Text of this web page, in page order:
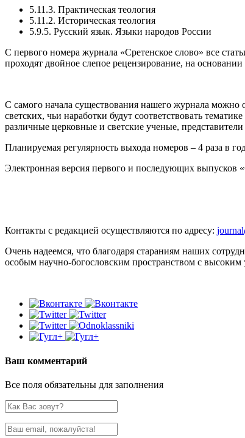
5.11.3. Практическая теология
5.11.2. Историческая теология
5.9.5. Русский язык. Языки народов России
С первого номера журнала «Сретенское слово» все
проходят двойное слепое рецензирование, на
С самого начала существования нашего журнала можно
светских, чьи наработки будут соответствовать
различные церковные и светские ученые,
Планируемая регулярность выхода номеров – 4 раза в
Электронная версия первого и последующих выпусков
Контакты с редакцией осуществляются по адресу:
Очень надеемся, что благодаря стараниям наших
особым научно-богословским пространством с
Ваш комментарий
Все поля обязательны для заполнения